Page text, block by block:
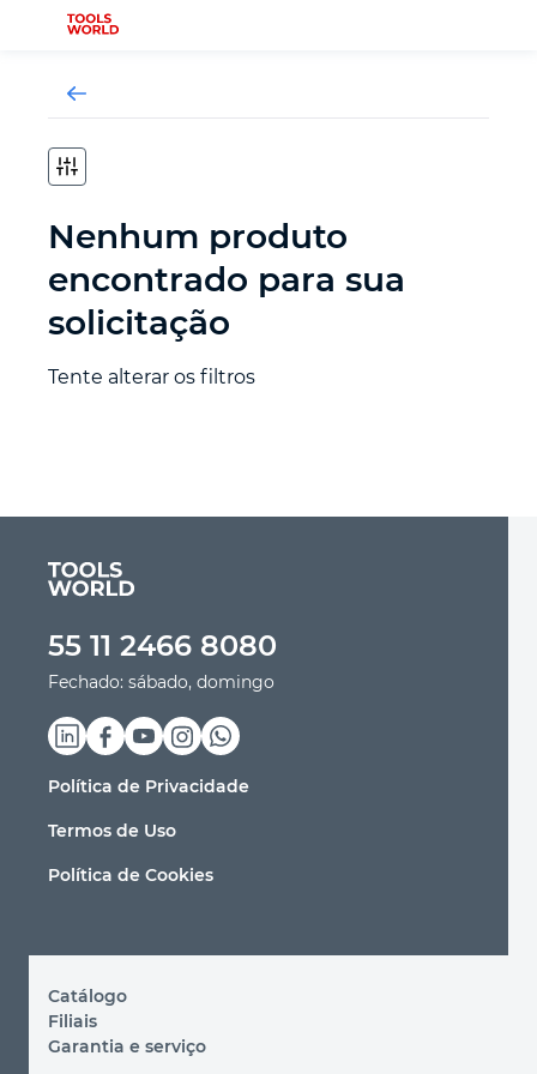
Novidades
Ferramenta de serralheiro
Ferramenta de carpinteiro
Ferramenta de medição
Ferramenta de fixação
Ferramenta de jardinagem
Ferramenta de corte
Ferramenta de acabamento
Equipamento de potência
Outras ferramentas
Nenhum produto
encontrado para sua
solicitação
Tente alterar os filtros
55 11 2466 8080
Fechado: sábado, domingo
Política de Privacidade
Termos de Uso
Política de Cookies
Catálogo
Filiais
Garantia e serviço